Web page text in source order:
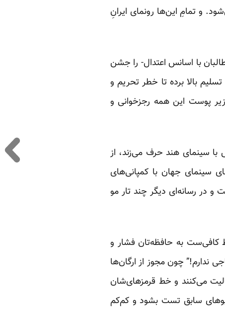
و تمامِ این‌ها رونمای ایرانِ
با اسانس اعتدال- را جشن
بالا برده تا خطر تحریم و
پوست این همه رجزخوانی و
با سینمای هند حرف می‌زند، از
سینمای جهان با کمپانی‌های
و در رسانه‌ای دیگر چند تار مو
کافی‌ست به حافظه‌تان فشار و
ندارم!” چون مجوز از ارگان‌ها
می‌کنند و خط قرمزهای‌شان
سابق تست بشود و کم‌کم